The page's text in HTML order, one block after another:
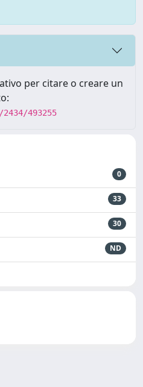
per citare o creare un
493255
0
33
30
ND